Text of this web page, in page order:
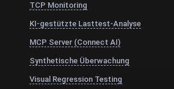
TCP Monitoring
KI-gestützte Lasttest-Analyse
MCP Server (Connect AI)
Synthetische Überwachung
Visual Regression Testing